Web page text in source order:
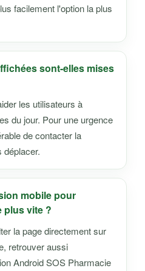
facilement l'option la plus
sont-elles mises
les utilisateurs à
du jour. Pour une urgence
de contacter la
déplacer.
mobile pour
plus vite ?
la page directement sur
retrouver aussi
Android SOS Pharmacie